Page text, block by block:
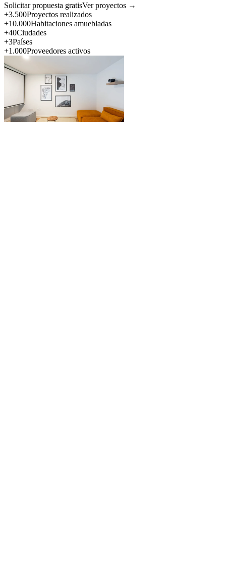
Solicitar propuesta gratisVer proyectos →
+3.500Proyectos realizados
+10.000Habitaciones amuebladas
+40Ciudades
+3Países
+1.000Proveedores activos